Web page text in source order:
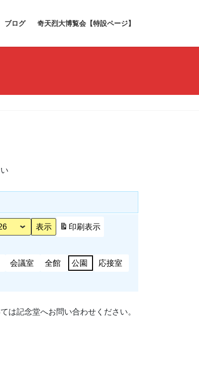
ブログ 奇天烈大博覧会【特設ページ】
印刷表示
会議室 全館 公園 応接室
は記念堂へお問い合わせください。